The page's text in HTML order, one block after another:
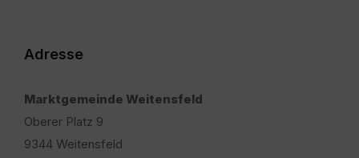
Adresse
Marktgemeinde Weitensfeld
Oberer Platz 9
9344 Weitensfeld